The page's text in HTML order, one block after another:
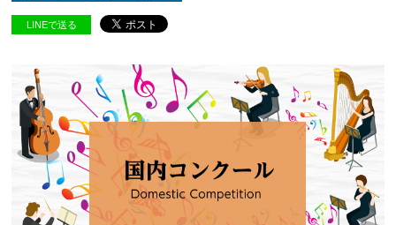
LINEで送る